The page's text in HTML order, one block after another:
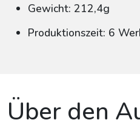
Gewicht: 212,4g
Produktionszeit: 6
Über den